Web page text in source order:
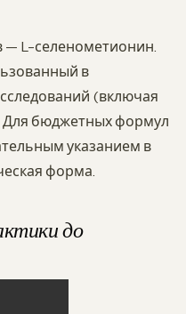
— L-селенометионин.
в
(включая
Для бюджетных формул
указанием в
форма.
до